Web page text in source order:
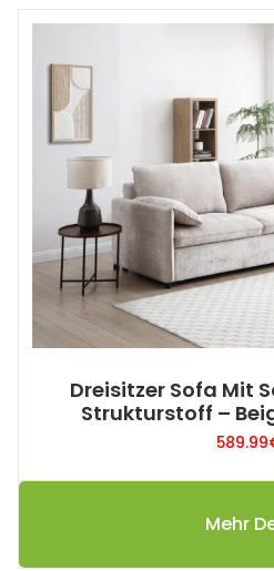
Dreisitzer Sofa Mit
Strukturstoff –
589.99
Mehr